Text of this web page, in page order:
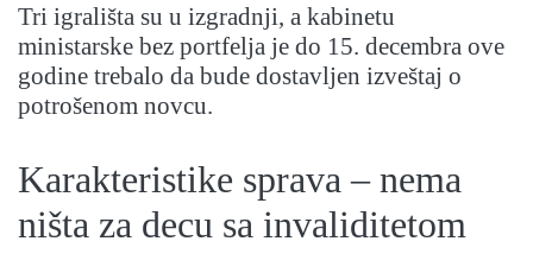
Tri igrališta su u izgradnji, a kabinetu
ministarske bez portfelja je do 15. decembra ove
godine trebalo da bude dostavljen izveštaj o
potrošenom novcu.
Karakteristike sprava – nema
ništa za decu sa invaliditetom